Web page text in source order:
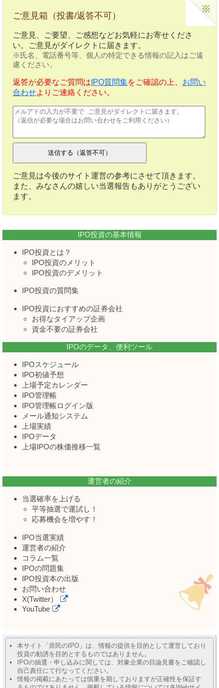
ご意見箱（投書/返答不可）
ご意見、ご要望、ご感想などお気軽にお寄せくださ
い。ご意見がダイレクトに届きます。
※氏名、電話番号等、個人の特定できる情報の記入はご遠
慮ください。
返答が必要なご質問は IPO質問集をご確認の上、 お問い
合わせよりご連絡ください。
ご意見は今後のサイト運営の参考にさせて頂きます。
また、みなさんの嬉しい当選報告もありがとうござい
ます。
IPO投資の基本情報
IPO投資とは？
IPO投資のメリット
IPO投資のデメリット
IPO投資の質問集
IPO投資におすすめの証券会社
お得なタイアップ企画
資金不要の証券会社
IPOのデータ、便利ツール
IPOスケジュール
IPO初値予想
上場予定カレンダー
IPO管理帳
IPO管理帳ログイン版
メール通知システム
上場実績
IPOデータ
上場IPOの株価推移一覧
運営者の紹介
当選確率を上げる
平等抽選で運試し！
応募機会を増やす！
IPO当選実績
運営者の紹介
コラム一覧
IPOの問題集
IPO投資本の出版
お問い合わせ
X(Twitter）
YouTube
本サイト「庶民のIPO」は、情報の提供を目的として運営しており
投資の勧誘を目的とするものではありません。
IPOの抽選・申し込みに関しては、対象企業の目論見書をご確認し
自己責任にて行なってください。
情報の掲載にあたっては慎重を期しておりますが正確性を保証す